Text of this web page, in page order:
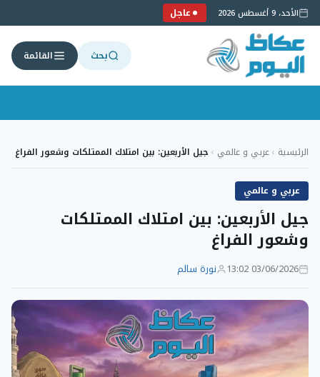
الأحد، 9 أغسطس 2026 عاجل
بحث القائمة
إلىالرئيسية ›عربي و عالمي › جيل الأربعين: بين امتلاك الممتلكات وشعور الفراغ
عربي و عالمي
جيل الأربعين: بين امتلاك الممتلكات
وشعور الفراغ
03/06/2026 13:02 نورة سالم